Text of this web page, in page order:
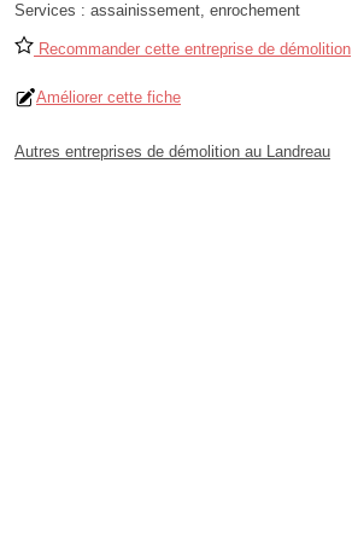
Services : assainissement, enrochement
Recommander cette entreprise de démolition
Améliorer cette fiche
Autres entreprises de démolition au Landreau